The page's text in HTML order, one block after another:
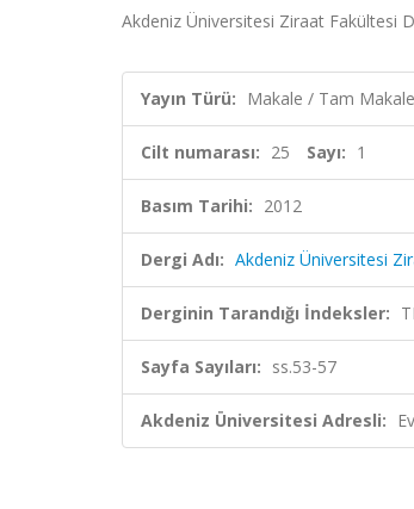
Akdeniz Üniversitesi Ziraat Fakültesi
Yayın Türü: Makale / Tam Makale
Cilt numarası: 25 Sayı: 1
Basım Tarihi: 2012
Dergi Adı: Akdeniz Üniversitesi
Derginin Tarandığı İndeksler:
Sayfa Sayıları: ss.53-57
Akdeniz Üniversitesi Adresli: